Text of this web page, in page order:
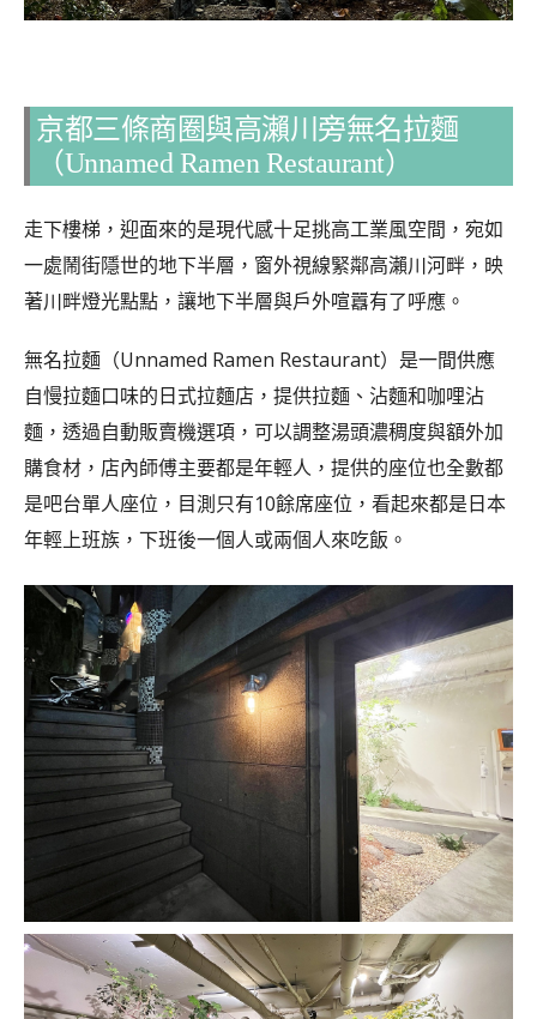
京都三條商圈與高瀨川旁無名拉麵
（Unnamed Ramen Restaurant）
走下樓梯，迎面來的是現代感十足挑高工業風空間，宛如
一處鬧街隱世的地下半層，窗外視線緊鄰高瀨川河畔，映
著川畔燈光點點，讓地下半層與戶外喧囂有了呼應。
無名拉麵（Unnamed Ramen Restaurant）是一間供應
自慢拉麵口味的日式拉麵店，提供拉麵、沾麵和咖哩沾
麵，透過自動販賣機選項，可以調整湯頭濃稠度與額外加
購食材，店內師傅主要都是年輕人，提供的座位也全數都
是吧台單人座位，目測只有10餘席座位，看起來都是日本
年輕上班族，下班後一個人或兩個人來吃飯。